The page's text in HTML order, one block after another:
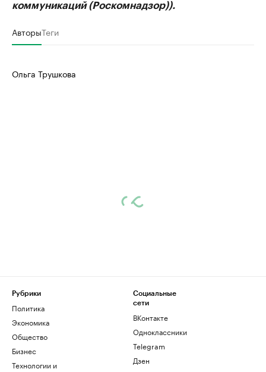
коммуникаций (Роскомнадзор)).
АвторыТеги
Ольга Трушкова
Рубрики
Политика
Экономика
Общество
Бизнес
Технологии и
Социальные
сети
ВКонтакте
Одноклассники
Telegram
Дзен